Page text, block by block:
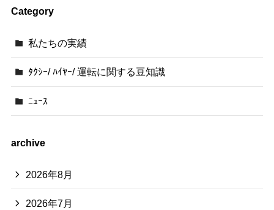
Category
私たちの実績
ﾀｸｼｰ/ ﾊｲﾔｰ/ 運転に関する豆知識
ﾆｭｰｽ
archive
2026年8月
2026年7月